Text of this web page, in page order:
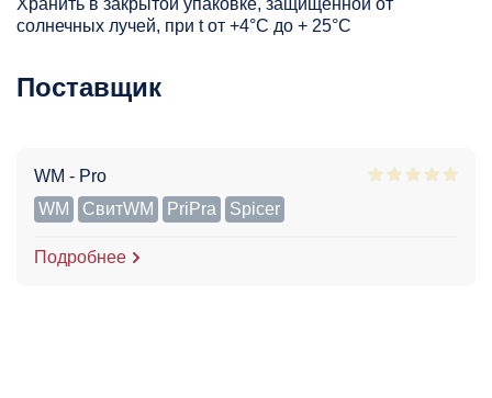
солнечных лучей, при t от +4°C до + 25°С
Поставщик
WM - Pro
WM
СвитWM PriPra Spicer
Подробнее